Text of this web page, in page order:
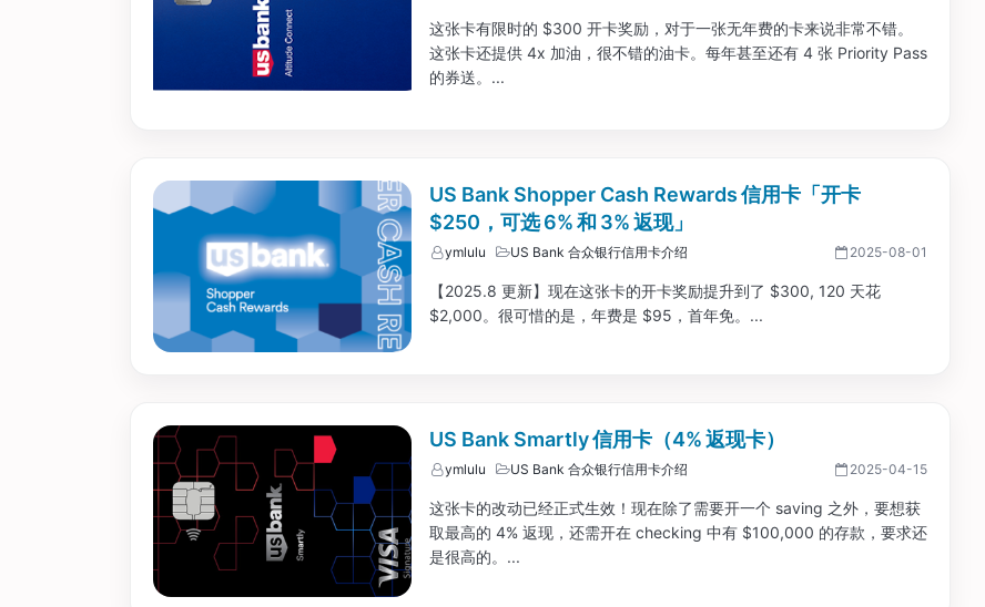
这张卡有限时的 $300 开卡奖励，对于一张无年费的卡来说非常不错。
这张卡还提供 4x 加油，很不错的油卡。每年甚至还有 4 张 Priority Pass
的券送。...
US Bank Shopper Cash Rewards 信用卡「开卡
$250，可选 6% 和 3% 返现」
ymlulu US Bank 合众银行信用卡介绍 2025-08-01
【2025.8 更新】现在这张卡的开卡奖励提升到了 $300, 120 天花
$2,000。很可惜的是，年费是 $95，首年免。...
US Bank Smartly 信用卡（4% 返现卡）
ymlulu US Bank 合众银行信用卡介绍 2025-04-15
这张卡的改动已经正式生效！现在除了需要开一个 saving 之外，要想获
取最高的 4% 返现，还需开在 checking 中有 $100,000 的存款，要求还
是很高的。...